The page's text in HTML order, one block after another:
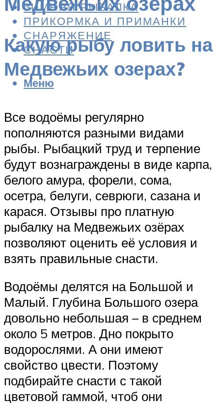
ЗИМНЯЯ РЫБАЛКА
ПРИКОРМКА И ПРИМАНКИ
СНАРЯЖЕНИЕ
СНАСТИ
Меню
Какую рыбу ловить на
Медвежьих озерах?
Все водоёмы регулярно
пополняются разными видами
рыбы. Рыбацкий труд и терпение
будут вознаграждены в виде карпа,
белого амура, форели, сома,
осетра, белуги, севрюги, сазана и
карася. Отзывы про платную
рыбалку на Медвежьих озёрах
позволяют оценить её условия и
взять правильные снасти.
Водоёмы делятся на Большой и
Малый. Глубина Большого озера
довольно небольшая – в среднем
около 5 метров. Дно покрыто
водорослями. А они имеют
свойство цвести. Поэтому
подбирайте снасти с такой
цветовой гаммой, чтоб они